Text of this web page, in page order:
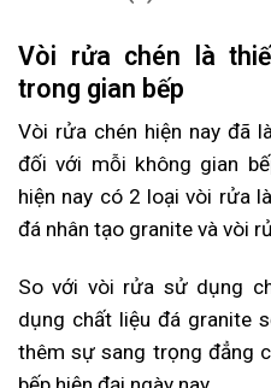
Vòi rửa chén là
trong gian bếp
Vòi rửa chén hiện nay đã
đối với mỗi không gian
hiện nay có 2 loại vòi rửa
đá nhân tạo granite và vòi
So với vòi rửa sử dụng
dụng chất liệu đá granite
thêm sự sang trọng đẳng